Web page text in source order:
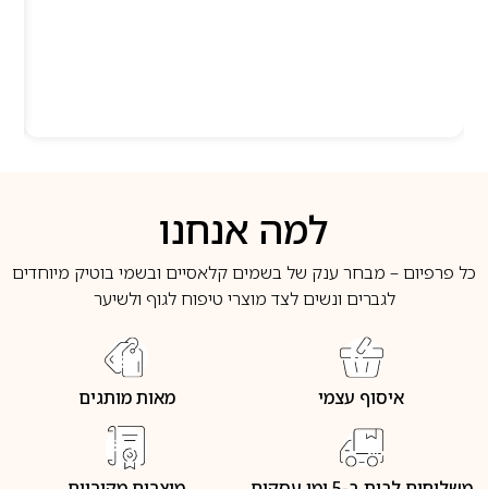
למה אנחנו
כל פרפיום – מבחר ענק של בשמים קלאסיים ובשמי בוטיק מיוחדים
לגברים ונשים לצד מוצרי טיפוח לגוף ולשיער
איסוף עצמי מאות מותגים